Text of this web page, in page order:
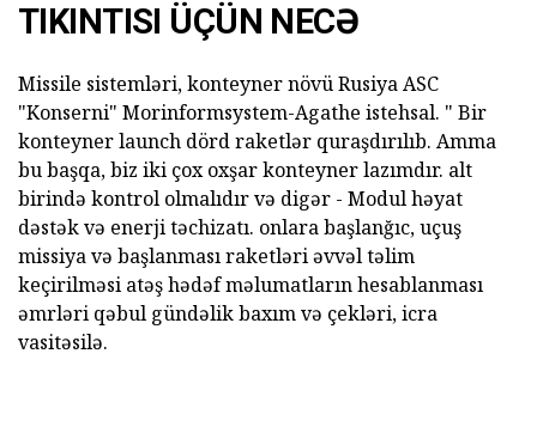
TIKINTISI ÜÇÜN NECƏ
Missile sistemləri, konteyner növü Rusiya ASC
"Konserni" Morinformsystem-Agathe istehsal. " Bir
konteyner launch dörd raketlər quraşdırılıb. Amma
bu başqa, biz iki çox oxşar konteyner lazımdır. alt
birində kontrol olmalıdır və digər - Modul həyat
dəstək və enerji təchizatı. onlara başlanğıc, uçuş
missiya və başlanması raketləri əvvəl təlim
keçirilməsi atəş hədəf məlumatların hesablanması
əmrləri qəbul gündəlik baxım və çekləri, icra
vasitəsilə.